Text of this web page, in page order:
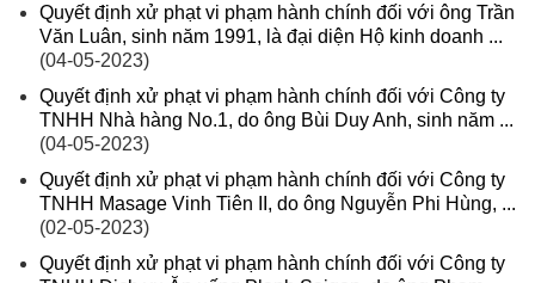
Quyết định xử phạt vi phạm hành chính đối với ông Trần
Văn Luân, sinh năm 1991, là đại diện Hộ kinh doanh ...
(04-05-2023)
Quyết định xử phạt vi phạm hành chính đối với Công ty
TNHH Nhà hàng No.1, do ông Bùi Duy Anh, sinh năm ...
(04-05-2023)
Quyết định xử phạt vi phạm hành chính đối với Công ty
TNHH Masage Vinh Tiên II, do ông Nguyễn Phi Hùng, ...
(02-05-2023)
Quyết định xử phạt vi phạm hành chính đối với Công ty